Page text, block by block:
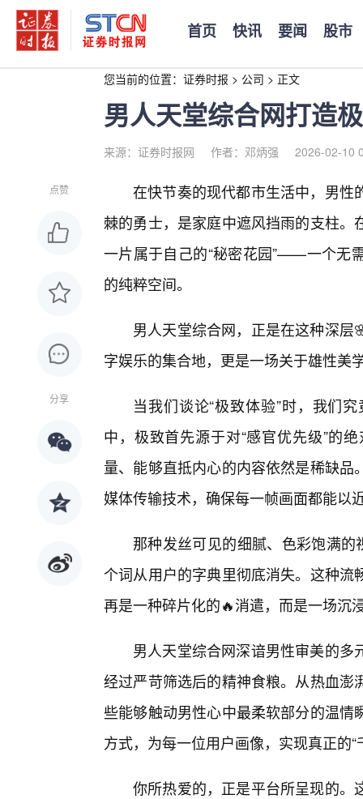
首页 快讯 要闻 股市
您当前的位置： 证券时报 > 公司 > 正文
男人天堂综合网打造
来源：证券时报网 作者：邓炳强 2026-02-10
点赞
分享
在快节奏的现代都市生活中，男性
棘的勇士，是家庭中遮风挡雨的支柱
一片属于自己的“秘密花园”——一个无
的纯粹空间。
男人天堂综合网，正是在这种深
字娱乐的集合地，更是一场关于雄性美
当我们谈论“极致体验”时，我们
中，极致首先源于对“感官优先级”的
量、能够直抵内心的内容依然是稀缺
媒体传输技术，确保每一帧画面都能以
那种发丝可见的细腻、色彩饱满的
个词从用户的字典里彻底消失。这种
再是一种碎片化的🔥消遣，而是一场沉
男人天堂综合网深谙男性审美的
经过严苛筛选后的精神食粮。从热血
些能够触动男性心中最柔软部分的温
方式，为每一位用户画像，实现真正的“
你所热爱的，正是平台所呈现的。